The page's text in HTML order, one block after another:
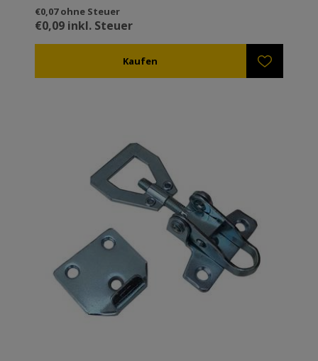
€0,07 ohne Steuer
€0,09 inkl. Steuer